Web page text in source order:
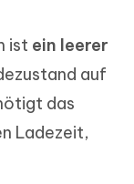
ist ein leerer
auf
das
Ladezeit,